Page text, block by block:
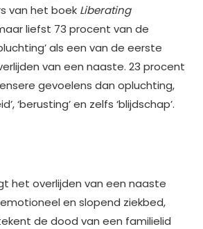
van het boek Liberating
liefst 73 procent van de
als een van de eerste
van een naaste. 23 procent
gevoelens dan opluchting,
‘berusting’ en zelfs ‘blijdschap’.
het overlijden van een naaste
en slopend ziekbed,
de dood van een familielid